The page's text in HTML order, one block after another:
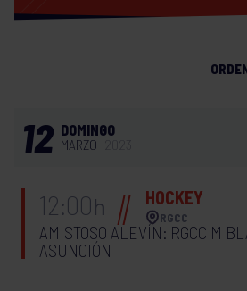
12 DOMINGO
MARZO
12:00h HOCKEY
RGCC
AMISTOSO ALEVÍN: RGCC M
ASUNCIÓN